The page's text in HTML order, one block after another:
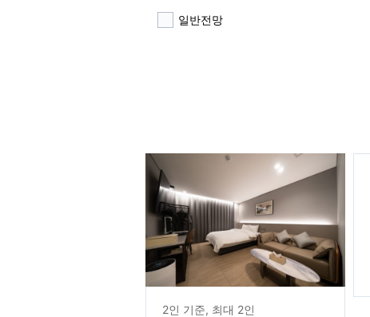
일반전망
2인 기준, 최대 2인